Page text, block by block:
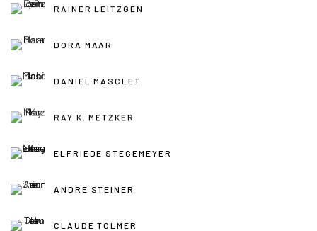
RAINER LEITZGEN
DORA MAAR
DANIEL MASCLET
RAY K. METZKER
ELFRIEDE STEGEMEYER
ANDRÉ STEINER
CLAUDE TOLMER